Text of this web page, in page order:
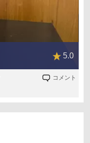
5.0
コメント